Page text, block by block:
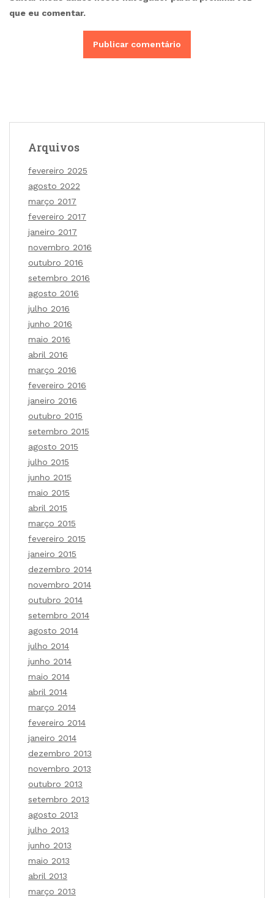
que eu comentar.
Arquivos
fevereiro 2025
agosto 2022
março 2017
fevereiro 2017
janeiro 2017
novembro 2016
outubro 2016
setembro 2016
agosto 2016
julho 2016
junho 2016
maio 2016
abril 2016
março 2016
fevereiro 2016
janeiro 2016
outubro 2015
setembro 2015
agosto 2015
julho 2015
junho 2015
maio 2015
abril 2015
março 2015
fevereiro 2015
janeiro 2015
dezembro 2014
novembro 2014
outubro 2014
setembro 2014
agosto 2014
julho 2014
junho 2014
maio 2014
abril 2014
março 2014
fevereiro 2014
janeiro 2014
dezembro 2013
novembro 2013
outubro 2013
setembro 2013
agosto 2013
julho 2013
junho 2013
maio 2013
abril 2013
março 2013